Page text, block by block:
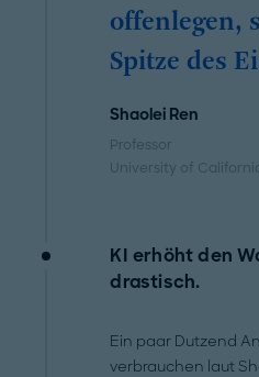
offenlegen,
Spitze des
Shaolei Ren
Professor
University of
KI erhöht den
drastisch.
Ein paar Dutzend
verbrauchen laut